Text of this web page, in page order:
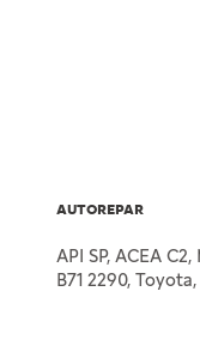
AUTOREPAR
API SP, ACEA
B71 2290,